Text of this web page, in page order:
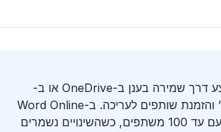
שיתוף פעולה בכתיבת מסמכי Word מתבצע דרך שמירה בענן ב-OneDrive או ב-
SharePoint, ולאחר מכן לחיצה על “שתף” והזמנת שותפים לעריכה. ב-Word Online
וב-Word 365 ניתן לערוך מסמך בו־זמנית עם עד 100 משתפים, כשהשינויים נשמרים